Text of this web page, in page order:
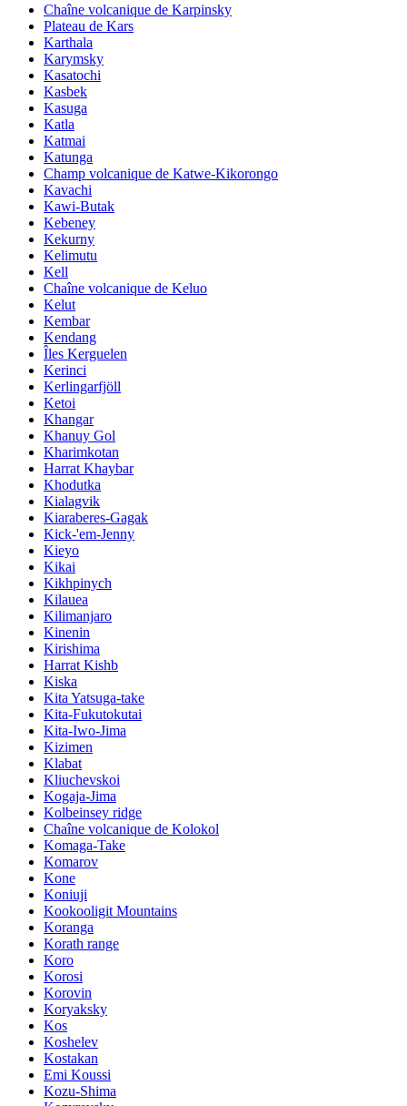
Chaîne volcanique de Karpinsky
Plateau de Kars
Karthala
Karymsky
Kasatochi
Kasbek
Kasuga
Katla
Katmai
Katunga
Champ volcanique de Katwe-Kikorongo
Kavachi
Kawi-Butak
Kebeney
Kekurny
Kelimutu
Kell
Chaîne volcanique de Keluo
Kelut
Kembar
Kendang
Îles Kerguelen
Kerinci
Kerlingarfjöll
Ketoi
Khangar
Khanuy Gol
Kharimkotan
Harrat Khaybar
Khodutka
Kialagvik
Kiaraberes-Gagak
Kick-'em-Jenny
Kieyo
Kikai
Kikhpinych
Kilauea
Kilimanjaro
Kinenin
Kirishima
Harrat Kishb
Kiska
Kita Yatsuga-take
Kita-Fukutokutai
Kita-Iwo-Jima
Kizimen
Klabat
Kliuchevskoi
Kogaja-Jima
Kolbeinsey ridge
Chaîne volcanique de Kolokol
Komaga-Take
Komarov
Kone
Koniuji
Kookooligit Mountains
Koranga
Korath range
Koro
Korosi
Korovin
Koryaksky
Kos
Koshelev
Kostakan
Emi Koussi
Kozu-Shima